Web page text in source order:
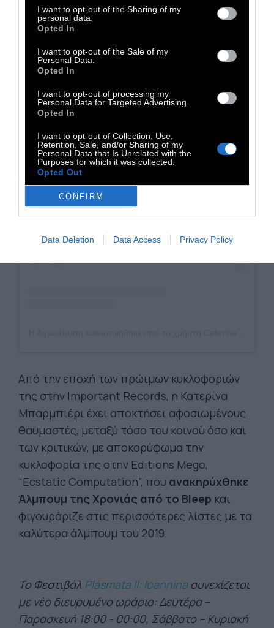
I want to opt-out of the Sharing of my
personal data.
Opted In
I want to opt-out of the Sale of my
Personal Data.
Opted In
I want to opt-out of processing my
Personal Data for Targeted Advertising.
Opted In
I want to opt-out of Collection, Use,
Retention, Sale, and/or Sharing of my
Personal Data that Is Unrelated with the
Purposes for which it was collected.
Opted Out
CONFIRM
Data Deletion Data Access Privacy Policy
Δείτε αυτή τη δημοσίευση στο Instagram.
Από την εποχή των πρώιμων κυκλοφοριών
της στην Important Records, η Κατερίνα
Μπαρμπιέρι έχει αποκτήσει αφοσιωμένους
θαυμαστές, μεταξύ τόσο του κοινού όσο και
των κριτικών, με αποκορύφωμα την
κυκλοφορία της στην Editions Mego,
“Ecstatic Computation”, που ανακηρύχθηκε
Άλμπουμ της Χρονιάς από το Bleep και
φιγουράριζε στις περισσότερες λίστες με τα
καλύτερα άλμπουμ του 2019.
Το Φεστιβάλ Plásmata ΙΙ: Ioannina συνεχίζεται
με νέο διευρυμένο ωράριο: Δευτέρα –
Παρασκευή 18:00 - 00:00, Σάββατο – Κυριακή